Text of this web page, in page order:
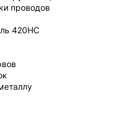
проводов
420HC